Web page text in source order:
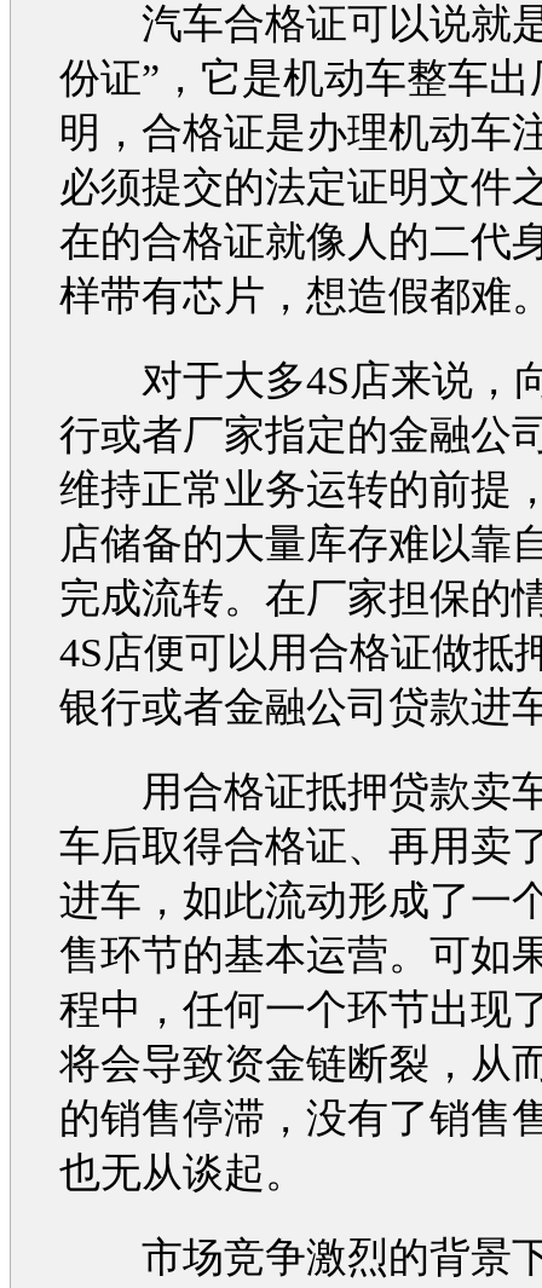
汽车合格证可以说就
份证”，它是机动车整车
明，合格证是办理机动车
必须提交的法定证明文件
在的合格证就像人的二代
样带有芯片，想造假都难
对于大多4S店来说，
行或者厂家指定的金融公
维持正常业务运转的前提
店储备的大量库存难以靠
完成流转。在厂家担保的
4S店便可以用合格证做抵
银行或者金融公司贷款进
用合格证抵押贷款卖
车后取得合格证、再用卖
进车，如此流动形成了一
售环节的基本运营。可如
程中，任何一个环节出现
将会导致资金链断裂，从
的销售停滞，没有了销售
也无从谈起。
市场竞争激烈的背景